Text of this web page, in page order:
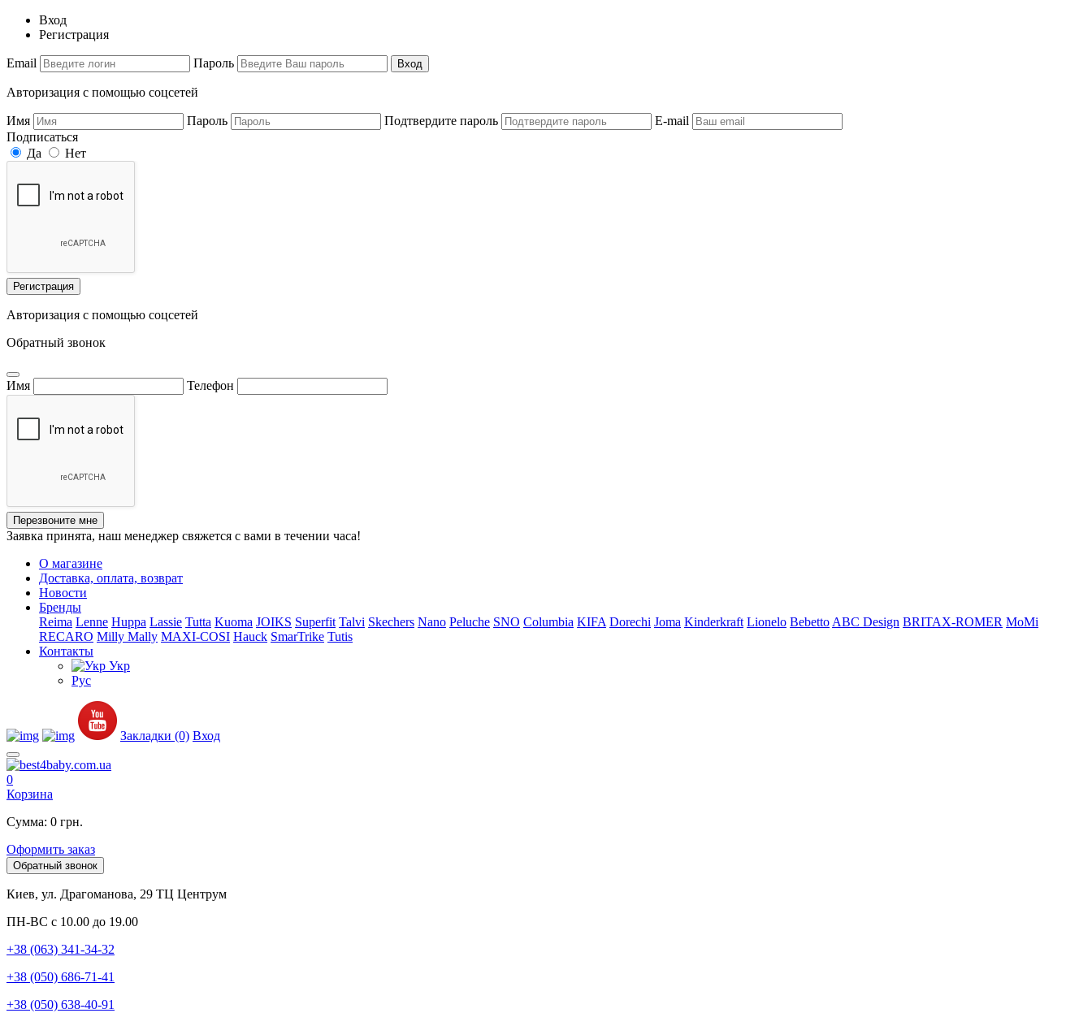
Вход
Регистрация
Email Пароль Вход
Авторизация с помощью соцсетей
Имя Пароль Подтвердите пароль
E-mail
Подписаться
Да
Нет
Регистрация
Авторизация с помощью соцсетей
Обратный звонок
Имя Телефон
Перезвоните мне
Заявка принята, наш менеджер свяжется с вами в течении часа!
О магазине
Доставка, оплата, возврат
Новости
Бренды
Reima Lenne Huppa Lassie Tutta Kuoma JOIKS Superfit Talvi Skechers Nano Peluche SNO Columbia KIFA Dorechi Joma Kinderkraft Lionelo Bebetto ABC Design BRITAX-ROMER MoMi
RECARO Milly Mally MAXI-COSI Hauck SmarTrike Tutis
Контакты
Укр
Рус
Закладки (0) Вход
0
Корзина
Сумма: 0 грн.
Оформить заказ
Обратный звонок
Киев, ул. Драгоманова, 29 ТЦ Центрум
ПН-ВС с 10.00 до 19.00
+38 (063) 341-34-32
+38 (050) 686-71-41
+38 (050) 638-40-91